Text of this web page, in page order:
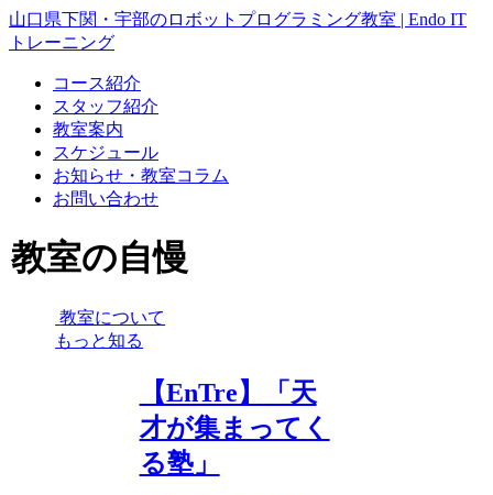
山口県下関・宇部のロボットプログラミング教室 | Endo IT
トレーニング
コース紹介
スタッフ紹介
教室案内
スケジュール
お知らせ・教室コラム
お問い合わせ
教室の自慢
教室について
もっと知る
【EnTre】「天
才が集まってく
る塾」